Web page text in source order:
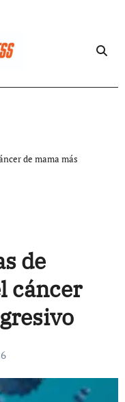
de mama más
de
cáncer